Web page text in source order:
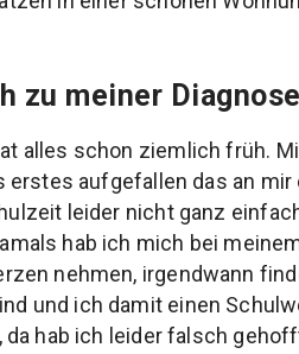
zu meiner
alles schon ziemlich früh.
erstes aufgefallen das an
leider nicht ganz
hab ich mich bei
nehmen, irgendwann
und ich damit einen
da hab ich leider falsch